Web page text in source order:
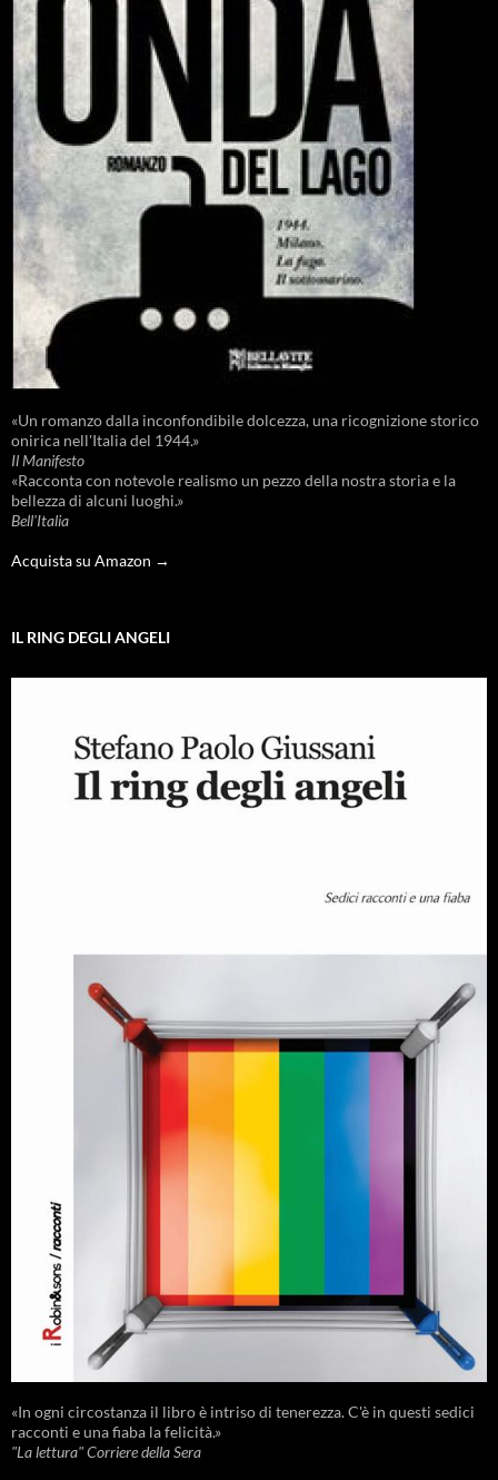
«Un romanzo dalla inconfondibile dolcezza, una ricognizione storico
onirica nell'Italia del 1944.»
Il Manifesto
«Racconta con notevole realismo un pezzo della nostra storia e la
bellezza di alcuni luoghi.»
Bell'Italia
Acquista su Amazon →
IL RING DEGLI ANGELI
«In ogni circostanza il libro è intriso di tenerezza. C'è in questi sedici
racconti e una fiaba la felicità.»
"La lettura" Corriere della Sera